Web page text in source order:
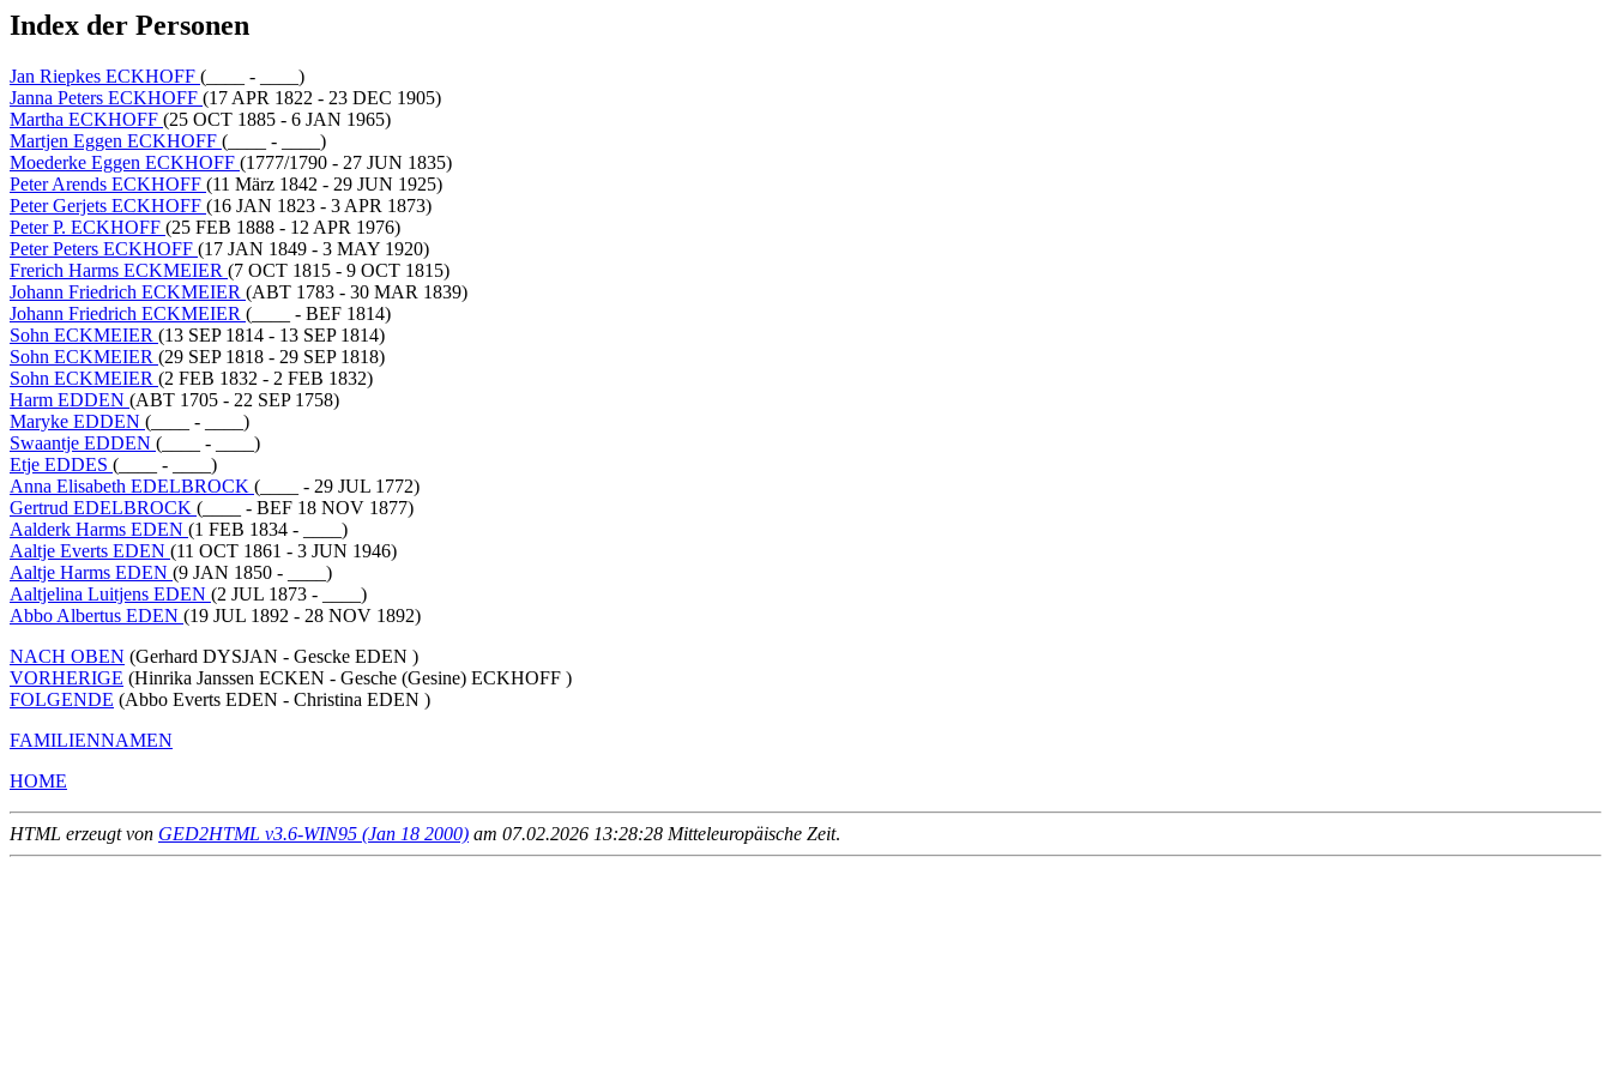
Index der Personen
Jan Riepkes ECKHOFF (____ - ____)
Janna Peters ECKHOFF (17 APR 1822 - 23 DEC 1905)
Martha ECKHOFF (25 OCT 1885 - 6 JAN 1965)
Martjen Eggen ECKHOFF (____ - ____)
Moederke Eggen ECKHOFF (1777/1790 - 27 JUN 1835)
Peter Arends ECKHOFF (11 März 1842 - 29 JUN 1925)
Peter Gerjets ECKHOFF (16 JAN 1823 - 3 APR 1873)
Peter P. ECKHOFF (25 FEB 1888 - 12 APR 1976)
Peter Peters ECKHOFF (17 JAN 1849 - 3 MAY 1920)
Frerich Harms ECKMEIER (7 OCT 1815 - 9 OCT 1815)
Johann Friedrich ECKMEIER (ABT 1783 - 30 MAR 1839)
Johann Friedrich ECKMEIER (____ - BEF 1814)
Sohn ECKMEIER (13 SEP 1814 - 13 SEP 1814)
Sohn ECKMEIER (29 SEP 1818 - 29 SEP 1818)
Sohn ECKMEIER (2 FEB 1832 - 2 FEB 1832)
Harm EDDEN (ABT 1705 - 22 SEP 1758)
Maryke EDDEN (____ - ____)
Swaantje EDDEN (____ - ____)
Etje EDDES (____ - ____)
Anna Elisabeth EDELBROCK (____ - 29 JUL 1772)
Gertrud EDELBROCK (____ - BEF 18 NOV 1877)
Aalderk Harms EDEN (1 FEB 1834 - ____)
Aaltje Everts EDEN (11 OCT 1861 - 3 JUN 1946)
Aaltje Harms EDEN (9 JAN 1850 - ____)
Aaltjelina Luitjens EDEN (2 JUL 1873 - ____)
Abbo Albertus EDEN (19 JUL 1892 - 28 NOV 1892)
NACH OBEN (Gerhard DYSJAN - Gescke EDEN )
VORHERIGE (Hinrika Janssen ECKEN - Gesche (Gesine) ECKHOFF )
FOLGENDE (Abbo Everts EDEN - Christina EDEN )
FAMILIENNAMEN
HOME
HTML erzeugt von GED2HTML v3.6-WIN95 (Jan 18 2000) am 07.02.2026 13:28:28 Mitteleuropäische Zeit.